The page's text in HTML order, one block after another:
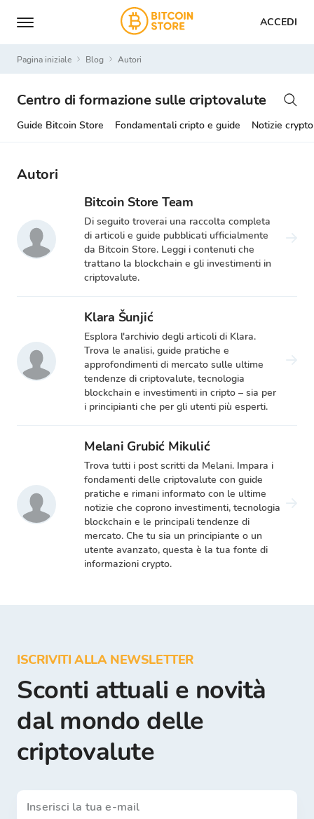
ACCEDI
Pagina iniziale Blog Autori
Centro di formazione sulle criptovalute
Guide Bitcoin Store Fondamentali cripto e guide Notizie crypto
Autori
Bitcoin Store Team
Di seguito troverai una raccolta completa
di articoli e guide pubblicati ufficialmente
da Bitcoin Store. Leggi i contenuti che
trattano la blockchain e gli investimenti in
criptovalute.
Klara Šunjić
Esplora l'archivio degli articoli di Klara.
Trova le analisi, guide pratiche e
approfondimenti di mercato sulle ultime
tendenze di criptovalute, tecnologia
blockchain e investimenti in cripto – sia per
i principianti che per gli utenti più esperti.
Melani Grubić Mikulić
Trova tutti i post scritti da Melani. Impara i
fondamenti delle criptovalute con guide
pratiche e rimani informato con le ultime
notizie che coprono investimenti, tecnologia
blockchain e le principali tendenze di
mercato. Che tu sia un principiante o un
utente avanzato, questa è la tua fonte di
informazioni crypto.
ISCRIVITI ALLA NEWSLETTER
Sconti attuali e novità
dal mondo delle
criptovalute